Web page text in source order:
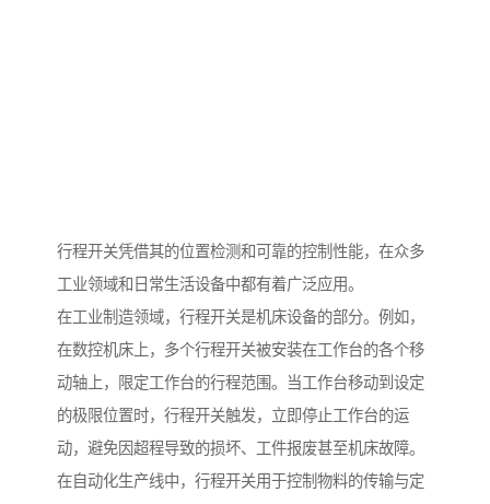
行程开关凭借其的位置检测和可靠的控制性能，在众多
工业领域和日常生活设备中都有着广泛应用。
在工业制造领域，行程开关是机床设备的部分。例如，
在数控机床上，多个行程开关被安装在工作台的各个移
动轴上，限定工作台的行程范围。当工作台移动到设定
的极限位置时，行程开关触发，立即停止工作台的运
动，避免因超程导致的损坏、工件报废甚至机床故障。
在自动化生产线中，行程开关用于控制物料的传输与定